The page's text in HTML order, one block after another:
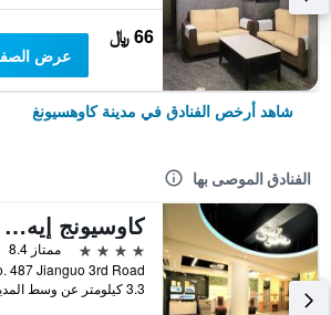
66 ﷼
عرض
شاهد أرخص الفنادق في مدينة كاوهسيونغ
الفنادق الموصى بها
كاوسيونج إيه هوتل
4 نجوم
ممتاز 8.4
3.3 كيلومتر عن وسط المدينة